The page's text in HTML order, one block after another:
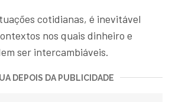
cotidianas, é inevitável
nos quais dinheiro e
ser intercambiáveis.
DEPOIS DA PUBLICIDADE